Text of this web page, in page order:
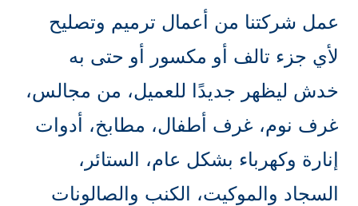
عمل شركتنا من أعمال ترميم وتصليح
لأي جزء تالف أو مكسور أو حتى به
خدش ليظهر جديدًا للعميل، من مجالس،
غرف نوم، غرف أطفال، مطابخ، أدوات
إنارة وكهرباء بشكل عام، الستائر،
السجاد والموكيت، الكنب والصالونات